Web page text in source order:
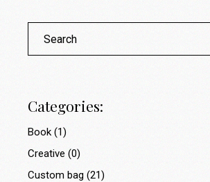
Search
Categories:
Book (1)
Creative (0)
Custom bag (21)